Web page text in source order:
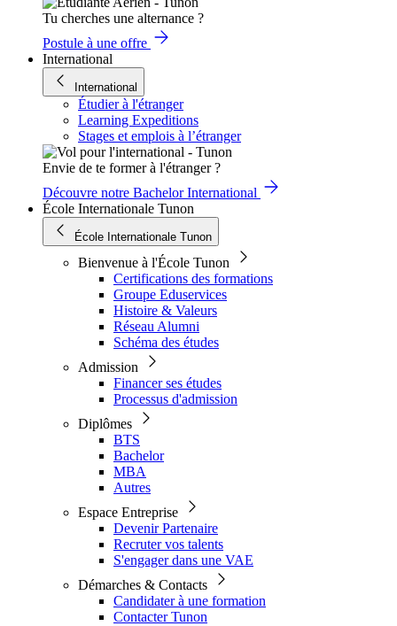
Tu cherches une alternance ?
Postule à une offre
International
International
Étudier à l'étranger
Learning Expeditions
Stages et emplois à l’étranger
Envie de te former à l'étranger ?
Découvre notre Bachelor International
École Internationale Tunon
École Internationale Tunon
Bienvenue à l'École Tunon
Certifications des formations
Groupe Eduservices
Histoire & Valeurs
Réseau Alumni
Schéma des études
Admission
Financer ses études
Processus d'admission
Diplômes
BTS
Bachelor
MBA
Autres
Espace Entreprise
Devenir Partenaire
Recruter vos talents
S'engager dans une VAE
Démarches & Contacts
Candidater à une formation
Contacter Tunon